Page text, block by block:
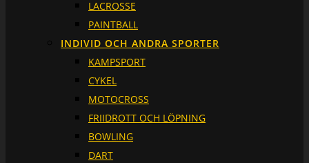
LACROSSE
PAINTBALL
INDIVID OCH ANDRA SPORTER
KAMPSPORT
CYKEL
MOTOCROSS
FRIIDROTT OCH LÖPNING
BOWLING
DART